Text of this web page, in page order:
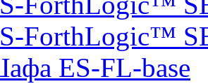
ForthLogic™
ES-FL-base